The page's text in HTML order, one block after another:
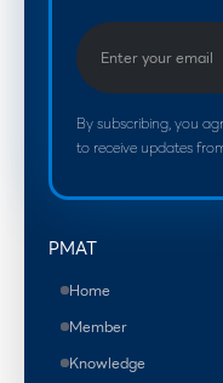
By subscribing, you
to receive updates
PMAT
Home
Member
Knowledge